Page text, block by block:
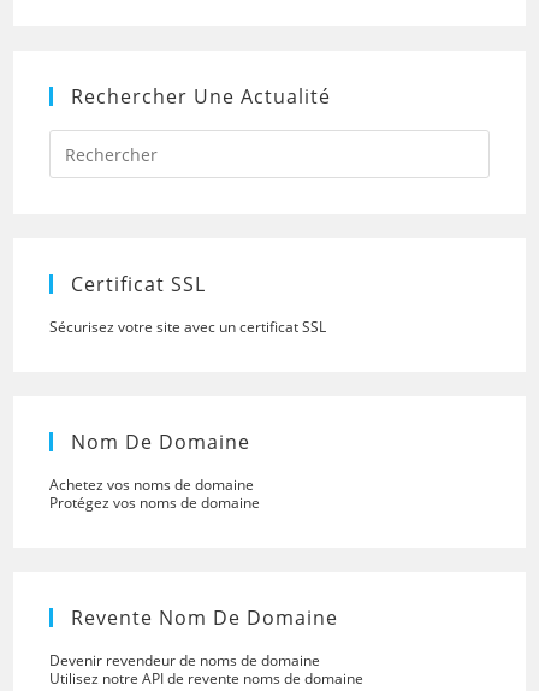
Rechercher Une Actualité
Press
to
Certificat SSL
Sécurisez votre site avec un certificat SSL
Nom De Domaine
Achetez vos noms de domaine
Protégez vos noms de domaine
Revente Nom De Domaine
Devenir revendeur de noms de domaine
Utilisez notre API de revente noms de domaine